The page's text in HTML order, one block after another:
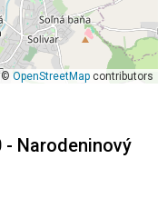
OpenStreetMap contributors
- Narodeninový